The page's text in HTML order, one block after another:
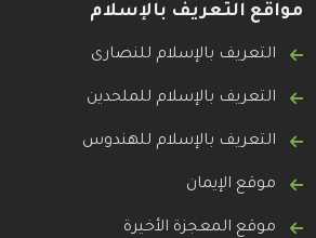
مواقع التعريف بالإسلام
التعريف بالإسلام للنصارى
التعريف بالإسلام للملحدين
التعريف بالإسلام للهندوس
موقع الإيمان
موقع المعجزة الأخيرة